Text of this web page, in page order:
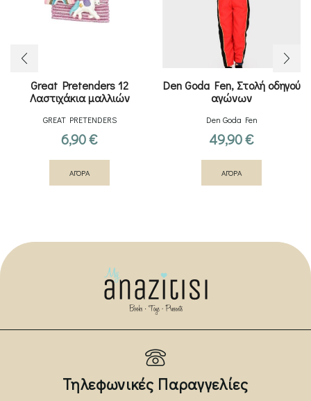
Great Pretenders 12
Λαστιχάκια μαλλιών
GREAT PRETENDERS
6,90€
ΑΓΟΡΑ
Den Goda Fen, Στολή οδηγού
αγώνων
Den Goda Fen
49,90€
ΑΓΟΡΑ
Τηλεφωνικές Παραγγελίες